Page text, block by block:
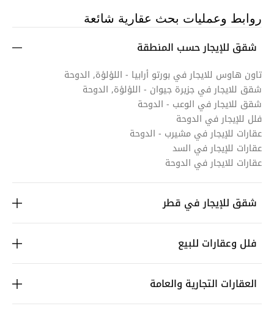
روابط وعمليات بحث عقارية شائعة
شقق للإيجار حسب المنطقة
تاون هاوس للايجار في بورتو أرابيا - اللؤلؤة, الدوحة
شقق للايجار في جزيرة جيوان - اللؤلؤة, الدوحة
شقق للايجار في الوعب - الدوحة
فلل للإيجار في الدوحة
عقارات للإيجار في مشيرب - الدوحة
عقارات للإيجار في السد
عقارات للايجار في الدوحة
شقق للإيجار في قطر
فلل وعقارات للبيع
العقارات التجارية والعامة